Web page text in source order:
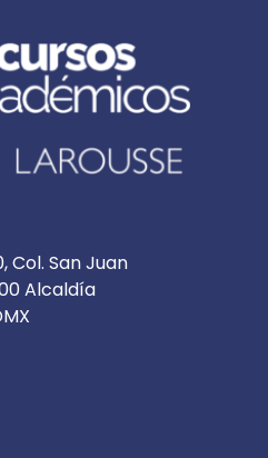
Col. San Juan
Alcaldía